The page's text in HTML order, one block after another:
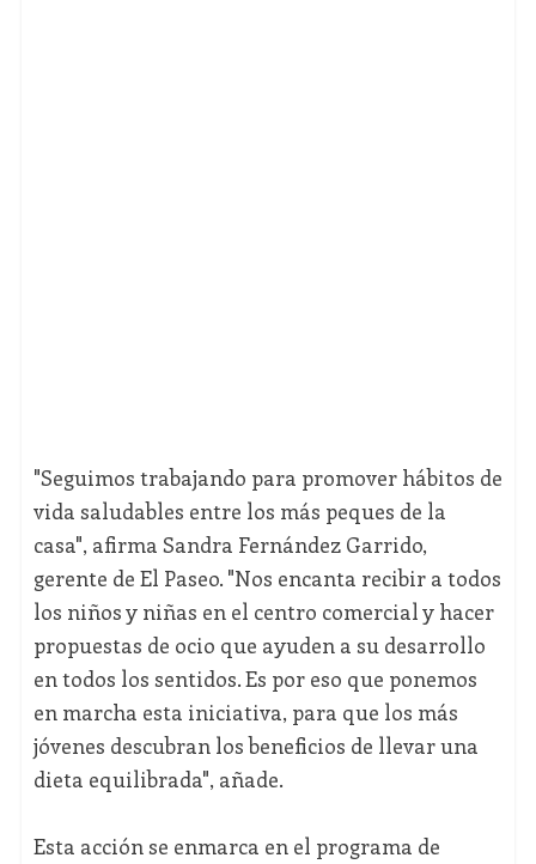
"Seguimos trabajando para promover hábitos de
vida saludables entre los más peques de la
casa", afirma Sandra Fernández Garrido,
gerente de El Paseo. "Nos encanta recibir a todos
los niños y niñas en el centro comercial y hacer
propuestas de ocio que ayuden a su desarrollo
en todos los sentidos. Es por eso que ponemos
en marcha esta iniciativa, para que los más
jóvenes descubran los beneficios de llevar una
dieta equilibrada", añade.
Esta acción se enmarca en el programa de